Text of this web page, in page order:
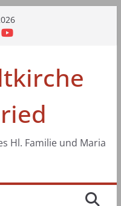
Hl. Familie und Maria